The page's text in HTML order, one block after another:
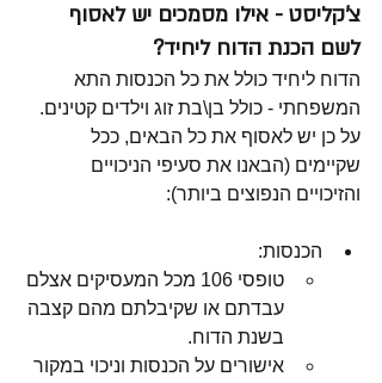
צ'קליסט - אילו מסמכים יש לאסוף
לשם הכנת הדוח ליחיד?
הדוח ליחיד כולל את כל הכנסות התא
המשפחתי - כולל בן\בת זוג וילדים קטינים.
על כן יש לאסוף את כל הבאים, ככל
שקיימים (הבאנו את סעיפי הניכויים
והזיכויים הנפוצים ביותר):
הכנסות:
טופסי 106 מכל המעסיקים אצלם
עבדתם או שקיבלתם מהם קצבה
בשנת הדוח.
אישורים על הכנסות וניכוי במקור